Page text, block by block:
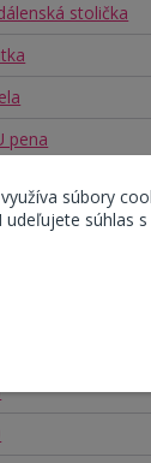
stolička
pena
súbory
udeľujete súhlas